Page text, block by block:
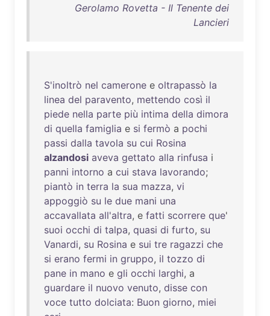
Gerolamo Rovetta - Il Tenente dei
Lancieri
S'inoltrò nel camerone e oltrapassò la
linea del paravento, mettendo così il
piede nella parte più intima della dimora
di quella famiglia e si fermò a pochi
passi dalla tavola su cui Rosina
alzandosi aveva gettato alla rinfusa i
panni intorno a cui stava lavorando;
piantò in terra la sua mazza, vi
appoggiò su le due mani una
accavallata all'altra, e fatti scorrere que'
suoi occhi di talpa, quasi di furto, su
Vanardi, su Rosina e sui tre ragazzi che
si erano fermi in gruppo, il tozzo di
pane in mano e gli occhi larghi, a
guardare il nuovo venuto, disse con
voce tutto dolciata: Buon giorno, miei